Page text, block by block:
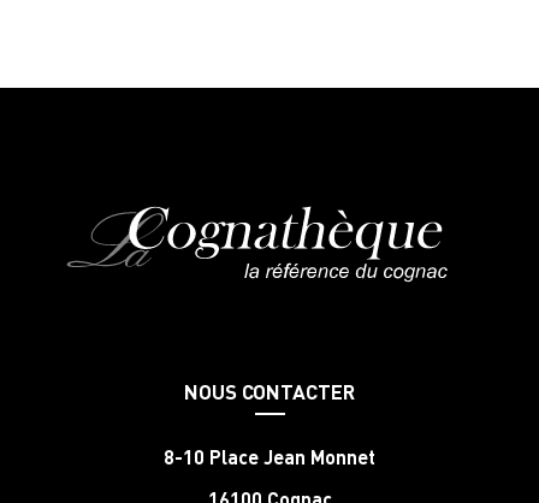
NOUS CONTACTER
8-10 Place Jean Monnet